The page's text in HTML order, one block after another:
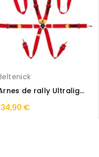
de rally Ultralight
€